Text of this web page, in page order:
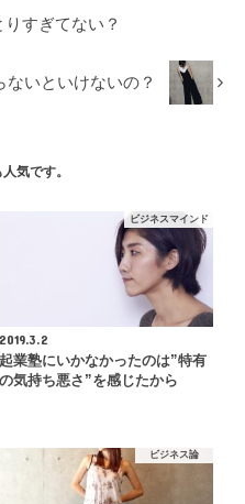
すぎてない？
いといけないの？
気です。
ビジネスマインド
2019.3.2
起業塾にいかなかったのは”特有
の気持ち悪さ”を感じたから
ビジネス論